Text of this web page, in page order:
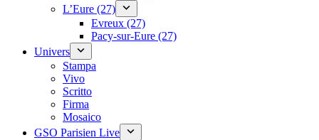
L’Eure (27)
Evreux (27)
Pacy-sur-Eure (27)
Univers
Stampa
Vivo
Scritto
Firma
Mosaico
GSO Parisien Live